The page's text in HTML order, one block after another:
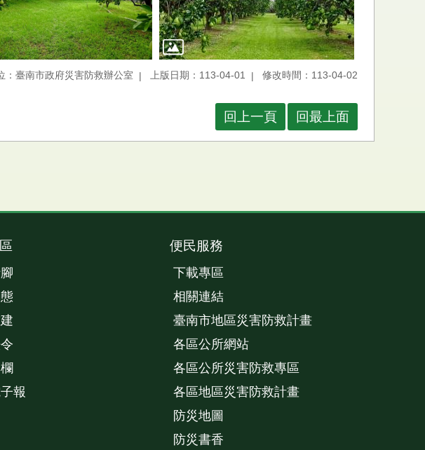
：臺南市政府災害防救辦公室 上版日期：113-04-01 修改時間：113-04-02
回上一頁 回最上面
報
便民服務
下載專區
相關連結
臺南市地區災害防救計畫
各區公所網站
各區公所災害防救專區
各區地區災害防救計畫
防災地圖
防災書香